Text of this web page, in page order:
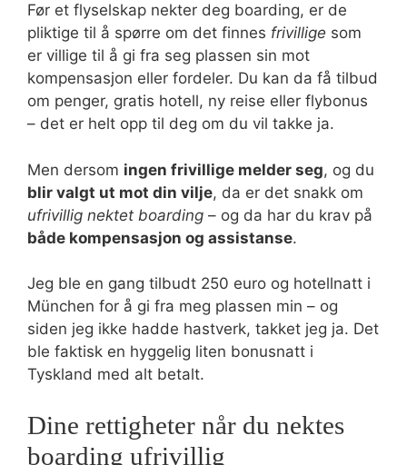
Før et flyselskap nekter deg boarding, er de
pliktige til å spørre om det finnes frivillige som
er villige til å gi fra seg plassen sin mot
kompensasjon eller fordeler. Du kan da få tilbud
om penger, gratis hotell, ny reise eller flybonus
– det er helt opp til deg om du vil takke ja.
Men dersom ingen frivillige melder seg, og du
blir valgt ut mot din vilje, da er det snakk om
ufrivillig nektet boarding – og da har du krav på
både kompensasjon og assistanse.
Jeg ble en gang tilbudt 250 euro og hotellnatt i
München for å gi fra meg plassen min – og
siden jeg ikke hadde hastverk, takket jeg ja. Det
ble faktisk en hyggelig liten bonusnatt i
Tyskland med alt betalt.
Dine rettigheter når du nektes
boarding ufrivillig